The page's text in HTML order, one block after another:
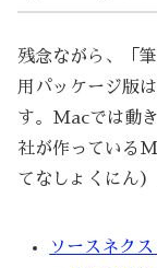
残念ながら、「
用パッケージ版
す。Macでは動
社が作っている
てなしょくにん
ソースネク